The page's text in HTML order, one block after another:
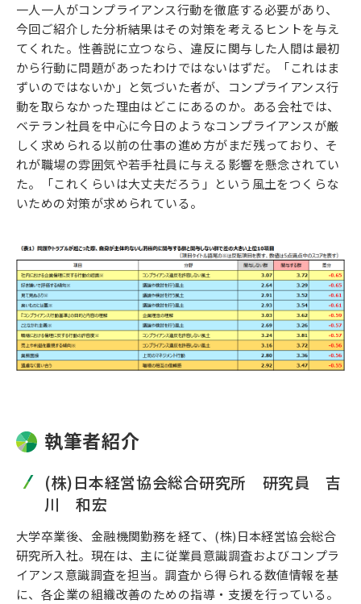
一人一人がコンプライアンス行動を徹底する必要があり、
今回ご紹介した分析結果はその対策を考えるヒントを与え
てくれた。性善説に立つなら、違反に関与した人間は最初
から行動に問題があったわけではないはずだ。「これはま
ずいのではないか」と気づいた者が、コンプライアンス行
動を取らなかった理由はどこにあるのか。ある会社では、
ベテラン社員を中心に今日のようなコンプライアンスが厳
しく求められる以前の仕事の進め方がまだ残っており、そ
れが職場の雰囲気や若手社員に与える影響を懸念されてい
た。「これくらいは大丈夫だろう」という風土をつくらな
いための対策が求められている。
執筆者紹介
(株)日本経営協会総合研究所 研究員 吉
川 和宏
大学卒業後、金融機関勤務を経て、(株)日本経営協会総合
研究所入社。現在は、主に従業員意識調査およびコンプラ
イアンス意識調査を担当。調査から得られる数値情報を基
に、各企業の組織改善のための指導・支援を行っている。